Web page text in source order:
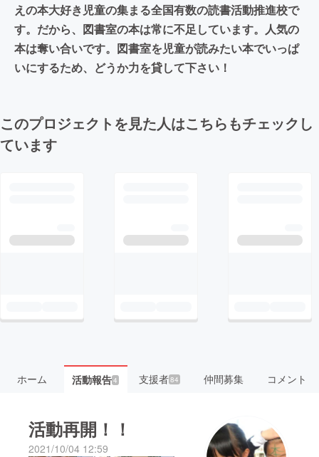
えの本大好き児童の集まる全国有数の読書活動推進校で
す。だから、図書室の本は常に不足しています。人気の
本は奪い合いです。図書室を児童が読みたい本でいっぱ
いにするため、どうか力を貸して下さい！
このプロジェクトを見た人はこちらもチェックし
ています
ホーム 活動報告4 支援者84 仲間募集 コメント
活動再開！！
2021/10/04 12:59